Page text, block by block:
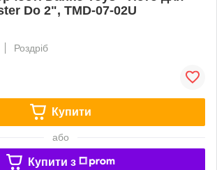
Do 2", TMD-07-02U
Роздріб
Купити
або
Купити з